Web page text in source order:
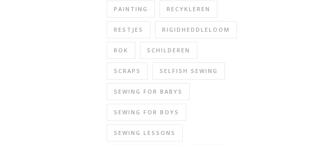
PAINTING RECYKLEREN
RESTJES RIGIDHEDDLELOOM
ROK SCHILDEREN
SCRAPS SELFISH SEWING
SEWING FOR BABYS
SEWING FOR BOYS
SEWING LESSONS